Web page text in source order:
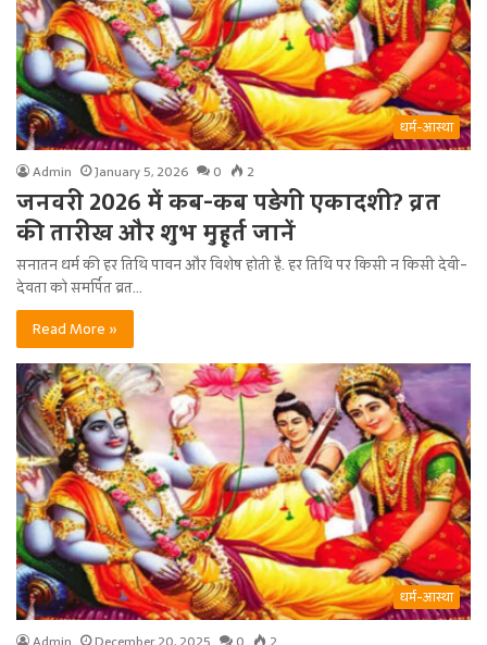
धर्म-आस्था
Admin January 5, 2026 0 2
जनवरी 2026 में कब-कब पड़ेगी एकादशी? व्रत
की तारीख और शुभ मुहूर्त जानें
सनातन धर्म की हर तिथि पावन और विशेष होती है. हर तिथि पर किसी न किसी देवी-
देवता को समर्पित व्रत…
Read More »
धर्म-आस्था